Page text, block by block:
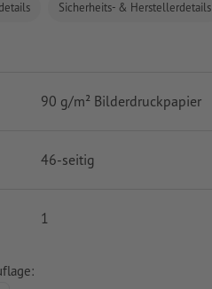
Sicherheits- & Herstellerdetails
90 g/m² Bilderdruckpapier
46-seitig
1